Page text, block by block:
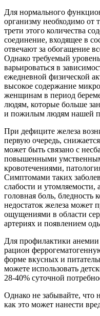
Для нормального
организму необходимо от
трети этого количества
соединение, входящее в
отвечают за обогащение
Однако требуемый
варьироваться в
ежедневной физической
высокое содержание
женщинам в период
людям, которые больше
и пожилым людям нашей
При дефиците железа
первую очередь,
может быть связано с
повышенными
кровотечениями,
Симптомами таких
слабости и утомляемости,
головная боль,
недостаток железа может
ощущениями в области
артериях и появлением
Для профилактики
рацион
форме вкусных и
можете использовать
28-40% суточной
Однако не забывайте, что
как это может нанести